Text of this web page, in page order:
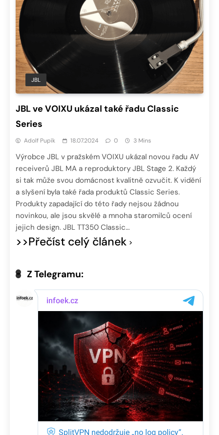
JBL
JBL ve VOIXU ukázal také řadu Classic
Series
Adolf Pupík 18.07.2024 0 3 Mins
Výrobce JBL v pražském VOIXU ukázal novou řadu AV
receiverů JBL MA a reproduktory JBL Stage 2. Každý
si tak může svou domácnost kvalitně ozvučit. K vidění
a slyšení byla také řada produktů Classic Series.
Produkty zapadající do této řady nejsou žádnou
novinkou, ale jsou skvělé a mnoha staromilců ocení
jejich design. JBL TT350 Classic…
>>Přečíst celý článek
Z Telegramu: